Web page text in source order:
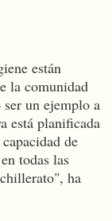
están
la comunidad
un ejemplo a
está planificada
de
todas las
ha